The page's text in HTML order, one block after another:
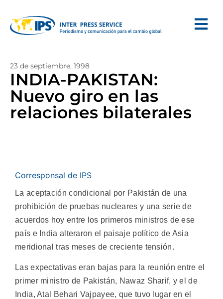
23 de septiembre, 1998
INDIA-PAKISTAN:
Nuevo giro en las
relaciones bilaterales
Corresponsal de IPS
La aceptación condicional por Pakistán de una
prohibición de pruebas nucleares y una serie de
acuerdos hoy entre los primeros ministros de ese
país e India alteraron el paisaje político de Asia
meridional tras meses de creciente tensión.
Las expectativas eran bajas para la reunión entre el
primer ministro de Pakistán, Nawaz Sharif, y el de
India, Atal Behari Vajpayee, que tuvo lugar en el